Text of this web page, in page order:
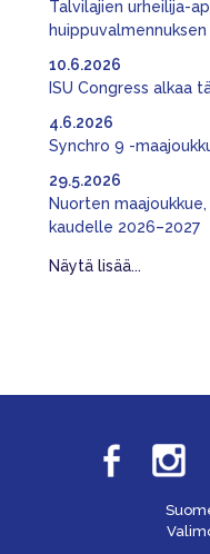
Talvilajien urheilija-
ISU Congress alkaa
10.6.2026
Synchro 9 -
4.6.2026
Nuorten
kaudelle 2026–2027
29.5.2026
Näytä lisää...